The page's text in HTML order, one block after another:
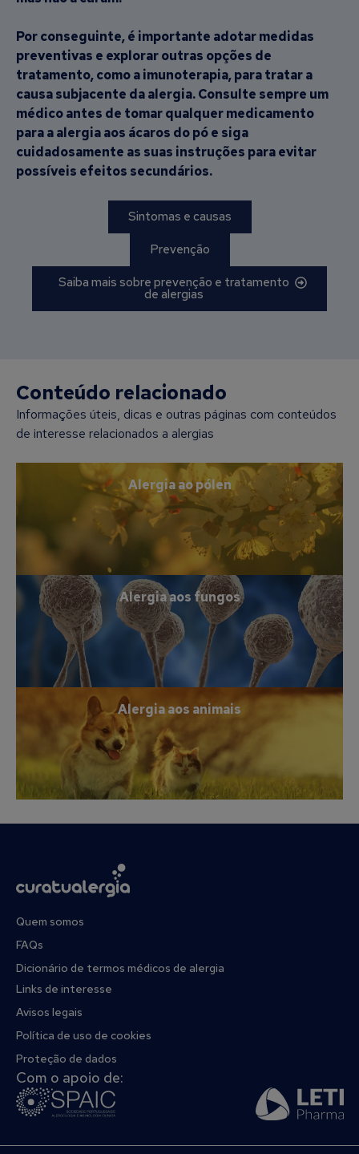
Por conseguinte, é importante adotar medidas
preventivas e explorar outras opções de
tratamento, como a imunoterapia, para tratar a
causa subjacente da alergia. Consulte sempre um
médico antes de tomar qualquer medicamento
para a alergia aos ácaros do pó e siga
cuidadosamente as suas instruções para evitar
possíveis efeitos secundários.
Sintomas e causas
Prevenção
Saiba mais sobre prevenção e tratamento
de alergias
Conteúdo relacionado
Informações úteis, dicas e outras páginas com conteúdos
de interesse relacionados a alergias
Alergia ao pólen
Alergia aos fungos
Alergia aos animais
Quem somos
FAQs
Dicionário de termos médicos de alergia
Links de interesse
Avisos legais
Política de uso de cookies
Proteção de dados
Com o apoio de: